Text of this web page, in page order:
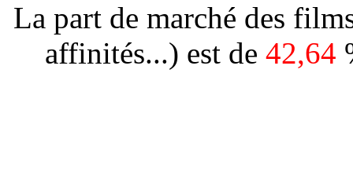
La part de marché des
affinités...) est de 42,64